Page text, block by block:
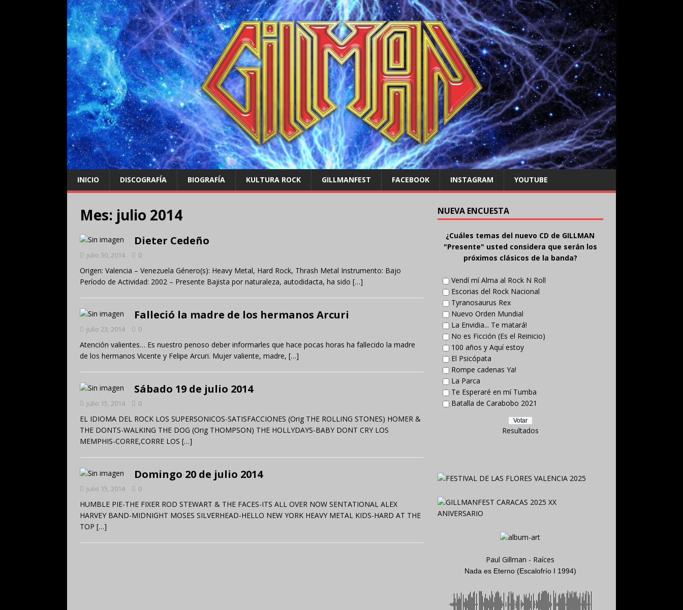
INICIO DISCOGRAFÍA BIOGRAFÍA KULTURA ROCK GILLMANFEST FACEBOOK INSTAGRAM YOUTUBE
Mes: julio 2014
Dieter Cedeño
julio 30, 2014 0
Origen: Valencia – Venezuela Género(s): Heavy Metal, Hard Rock, Thrash Metal Instrumento: Bajo
Período de Actividad: 2002 – Presente Bajista por naturaleza, autodidacta, ha sido […]
Falleció la madre de los hermanos Arcuri
julio 23, 2014 0
Atención valientes… Es nuestro penoso deber informarles que hace pocas horas ha fallecido la madre
de los hermanos Vicente y Felipe Arcuri. Mujer valiente, madre, […]
Sábado 19 de julio 2014
julio 15, 2014 0
EL IDIOMA DEL ROCK LOS SUPERSONICOS-SATISFACCIONES (Orig THE ROLLING STONES) HOMER &
THE DONTS-WALKING THE DOG (Orig THOMPSON) THE HOLLYDAYS-BABY DONT CRY LOS
MEMPHIS-CORRE,CORRE LOS […]
Domingo 20 de julio 2014
julio 15, 2014 0
HUMBLE PIE-THE FIXER ROD STEWART & THE FACES-ITS ALL OVER NOW SENTATIONAL ALEX
HARVEY BAND-MIDNIGHT MOSES SILVERHEAD-HELLO NEW YORK HEAVY METAL KIDS-HARD AT THE
TOP […]
NUEVA ENCUESTA
¿Cuáles temas del nuevo CD de GILLMAN
"Presente" usted considera que serán los
próximos clásicos de la banda?
Vendí mí Alma al Rock N Roll
Escorias del Rock Nacional
Tyranosaurus Rex
Nuevo Orden Mundial
La Envidia... Te matará!
No es Ficción (Es el Reinicio)
100 años y Aquí estoy
El Psicópata
Rompe cadenas Ya!
La Parca
Te Esperaré en mí Tumba
Batalla de Carabobo 2021
Resultados
Paul Gillman - Raíces
Nada es Eterno (Escalofrío I 1994)